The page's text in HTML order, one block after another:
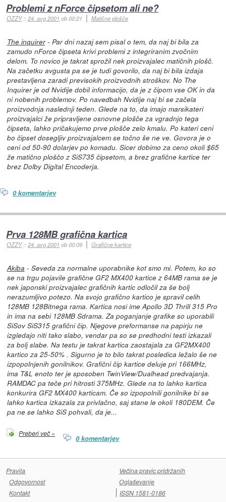
Problemi z nForce čipsetom ali ne?
OZZY ::24. avg 2001 ob 00:21 Matične plošče
The inquirer- Par dni nazaj sem pisal o tem, da naj bi bila za
zamudo nForce čipseta krivi problemi z integriranim zvočnim
delom. To novico je takrat sprožil nek proizvajalec matičnih plošč.
Na začetku avgusta pa se je tudi govorilo, da naj bi bila izdaja
prestavljena zaradi previsokih proizvodnih stroškov. No The
Inquirer je od Nvidije dobil informacijo, da je z čipom vse OK in da
ni nobenih problemov. Po navedbah Nvidije naj bi se začela
proizvodnja naslednji teden. Glede na to, da imajo marsikateri
proizvajalci že pripravljene osnovne plošče za vgradnjo tega
čipseta, lahko pričakujemo prve plošče zelo kmalu. Po kateri ceni
bo čipset dosegljiv proizvajalcem se točno še ne ve. Govora je o
ceni od 50-90 dolarjev po komadu. Sicer dobimo za ceno okoli $65
že matično ploščo z SiS735 čipsetom, a brez grafične kartice ter
brez Dolby Digital Encoderja.
0 komentarjev
Prva 128MB grafična kartica
OZZY ::24. avg 2001 ob 00:09 Grafične kartice
Akiba - Seveda za normalne uporabnike kot smo mi. Potem, ko so
se na trgu pojavile grafične GF2 MX400 kartice z 64MB rama se je
nek japonski proizvajalec grafičnih kartic odločil za še bolj
nerazumljivo potezo. Na svojo grafično kartico je spravil celih
128MB 128Bitnega rama. Kartica nosi ime Apollo 3D Thrill 315 Pro
in ima na sebi 128MB Sdrama. Za poganjanje grafike so uporabili
SiSov SiS315 grafični čip. Njegove preformanse na papirju ne
izgledajo niti tako slabo, vendar pa so se predhodni testi izkazali
za bolj slabe. Na testu je takrat kartica zaostajala za GF2MX400
kartico za 25-50% . Sigurno je to bilo takrat posledica ležalo še ne
izpopolnjenih gonilnikov. Grafični čip kartice deluje pri 166MHz,
ima T&L enoto ter je sposoben TwinView/Dualhead predvajanja.
RAMDAC pa teče pri hitrosti 375MHz. Glede na to lahko kartica
konkurira GF2 MX400 karticam. Če so izpopolnili gonilnike bi se
lahko kartica izkazala za privlačno, saj stane le okoli 180DEM. Če
pa ne se lahko SiS pohvali, da je...
Preberi več »
0 komentarjev
Pravila
Večina pravic pridržanih
Odgovornost
Oglaševanje
Kontakt
ISSN 1581-0186